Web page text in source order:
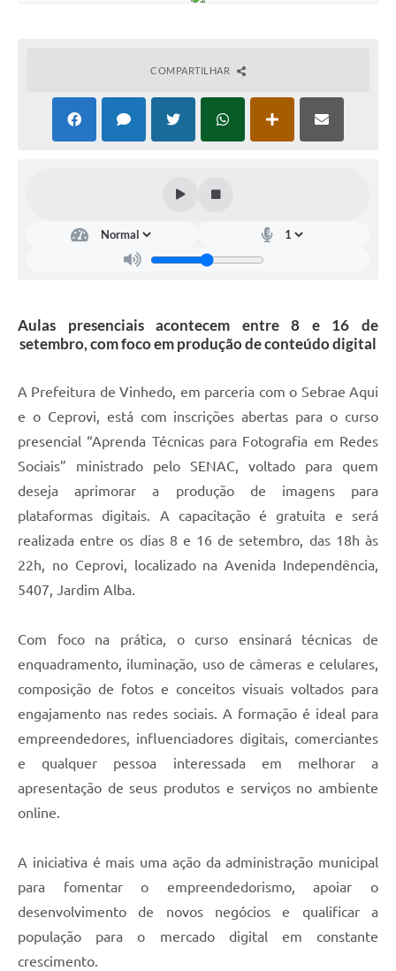
Normas e Legislação
Sistema de Protocolo
Listagem dos CEPs de Vinhedo
Acesso à Informação
Contratos
Associação dos Servidores Públicos Municipais de
Vinhedo
Audiências Públicas
Carta de Serviços
Arquivos para Download
Contas Públicas
Legislação
Serviços Online
COMPARTILHAR
Aulas presenciais acontecem entre 8 e 16 de
setembro, com foco em produção de conteúdo digital
A Prefeitura de Vinhedo, em parceria com o Sebrae Aqui
e o Ceprovi, está com inscrições abertas para o curso
presencial “Aprenda Técnicas para Fotografia em Redes
Sociais” ministrado pelo SENAC, voltado para quem
deseja aprimorar a produção de imagens para
plataformas digitais. A capacitação é gratuita e será
realizada entre os dias 8 e 16 de setembro, das 18h às
22h, no Ceprovi, localizado na Avenida Independência,
5407, Jardim Alba.
Com foco na prática, o curso ensinará técnicas de
enquadramento, iluminação, uso de câmeras e celulares,
composição de fotos e conceitos visuais voltados para
engajamento nas redes sociais. A formação é ideal para
empreendedores, influenciadores digitais, comerciantes
e qualquer pessoa interessada em melhorar a
apresentação de seus produtos e serviços no ambiente
online.
A iniciativa é mais uma ação da administração municipal
para fomentar o empreendedorismo, apoiar o
desenvolvimento de novos negócios e qualificar a
população para o mercado digital em constante
crescimento.